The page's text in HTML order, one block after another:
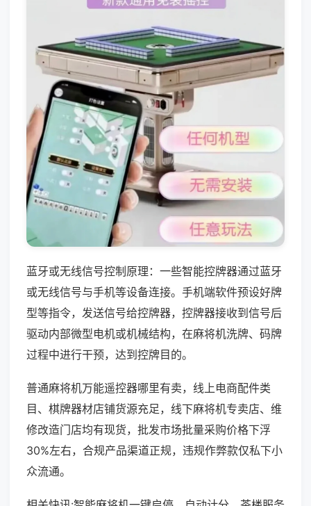
蓝牙或无线信号控制原理：一些智能控牌器通过蓝牙
或无线信号与手机等设备连接。手机端软件预设好牌
型等指令，发送信号给控牌器，控牌器接收到信号后
驱动内部微型电机或机械结构，在麻将机洗牌、码牌
过程中进行干预，达到控牌目的。
普通麻将机万能遥控器哪里有卖，线上电商配件类
目、棋牌器材店铺货源充足，线下麻将机专卖店、维
修改造门店均有现货，批发市场批量采购价格下浮
30%左右，合规产品渠道正规，违规作弊款仅私下小
众流通。